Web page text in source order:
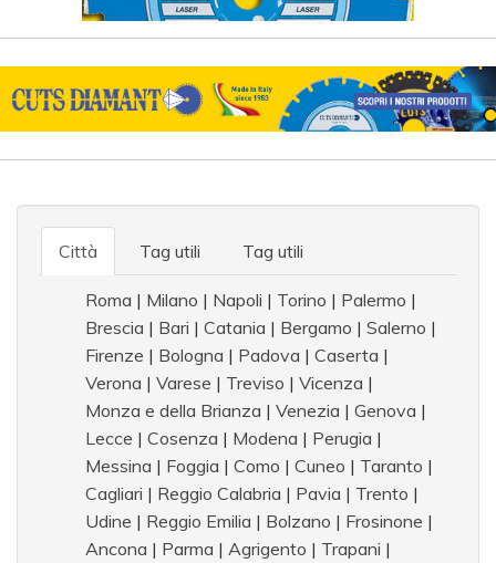
Città Tag utili Tag utili
Roma | Milano | Napoli | Torino | Palermo |
Brescia | Bari | Catania | Bergamo | Salerno |
Firenze | Bologna | Padova | Caserta |
Verona | Varese | Treviso | Vicenza |
Monza e della Brianza | Venezia | Genova |
Lecce | Cosenza | Modena | Perugia |
Messina | Foggia | Como | Cuneo | Taranto |
Cagliari | Reggio Calabria | Pavia | Trento |
Udine | Reggio Emilia | Bolzano | Frosinone |
Ancona | Parma | Agrigento | Trapani |